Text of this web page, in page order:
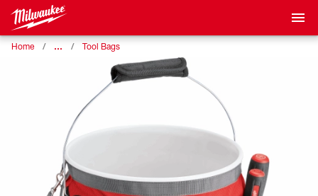
Home … Tool Bags